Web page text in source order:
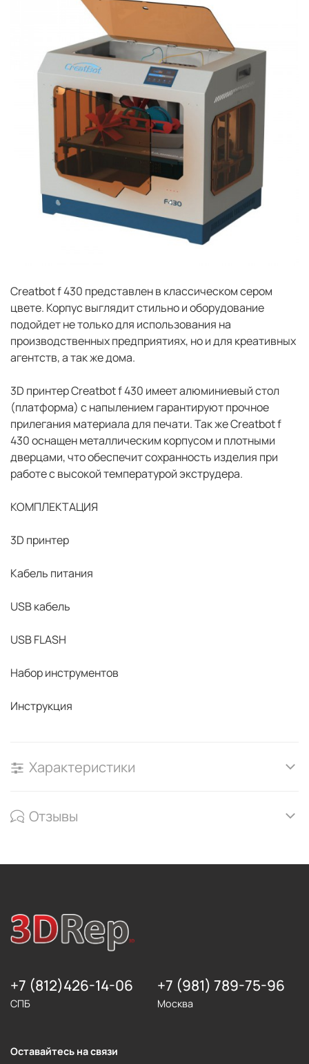
Сreatbot f 430 представлен в классическом сером
цвете. Корпус выглядит стильно и оборудование
подойдет не только для использования на
производственных предприятиях, но и для креативных
агентств, а так же дома.
3D принтер Сreatbot f 430 имеет алюминиевый стол
(платформа) с напылением гарантируют прочное
прилегания материала для печати. Так же Сreatbot f
430 оснащен металлическим корпусом и плотными
дверцами, что обеспечит сохранность изделия при
работе с высокой температурой экструдера.
КОМПЛЕКТАЦИЯ
3D принтер
Кабель питания
USB кабель
USB FLASH
Набор инструментов
Инструкция
Характеристики
Отзывы
+7 (812)426-14-06
СПБ
+7 (981) 789-75-96
Москва
Оставайтесь на связи